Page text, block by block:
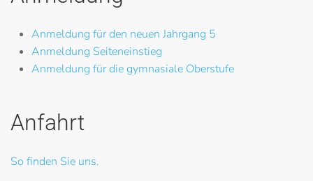
Anmeldung für den neuen Jahrgang 5
Anmeldung Seiteneinstieg
Anmeldung für die gymnasiale Oberstufe
Anfahrt
So finden Sie uns.